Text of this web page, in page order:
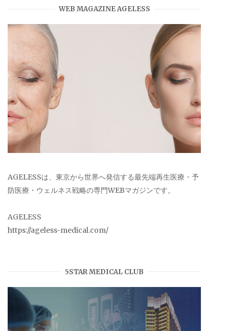
WEB MAGAZINE AGELESS
AGELESSは、東京から世界へ発信する最先端再生医療・予
防医療・ウェルネス戦略の専門WEBマガジンです。
AGELESS
https://ageless-medical.com/
5STAR MEDICAL CLUB